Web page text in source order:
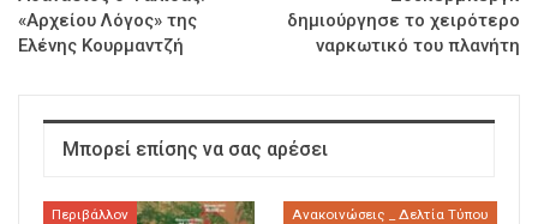
«Αρχείου Λόγος» της
Ελένης Κουρμαντζή
δημιούργησε το χειρότερο
ναρκωτικό του πλανήτη
Μπορεί επίσης να σας αρέσει
Περιβάλλον Ανακοινώσεις _ Δελτία Τύπου